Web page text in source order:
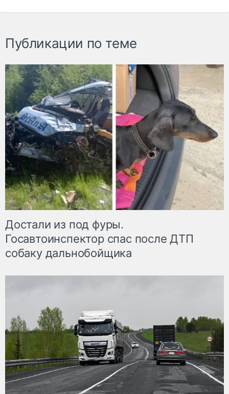
Публикации по теме
Достали из под фуры.
Госавтоинспектор спас после ДТП
собаку дальнобойщика